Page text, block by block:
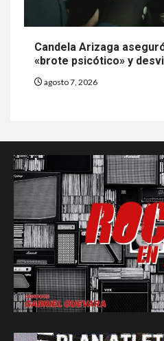
Candela Arizaga
«brote psicótico» y
agosto 7, 2026